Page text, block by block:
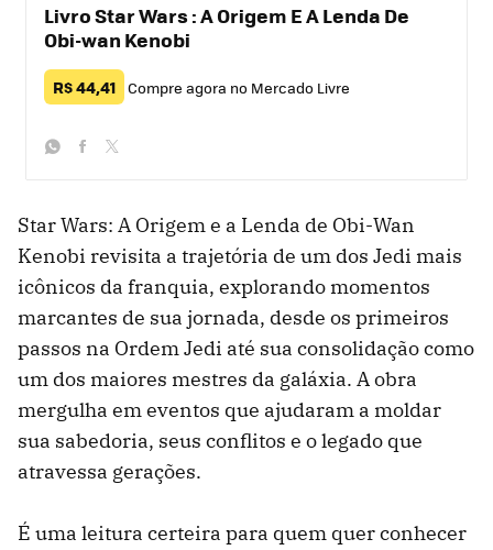
Livro Star Wars : A Origem E A Lenda De
Obi-wan Kenobi
R$ 44,41 Compre agora no Mercado Livre
Star Wars: A Origem e a Lenda de Obi-Wan
Kenobi revisita a trajetória de um dos Jedi mais
icônicos da franquia, explorando momentos
marcantes de sua jornada, desde os primeiros
passos na Ordem Jedi até sua consolidação como
um dos maiores mestres da galáxia. A obra
mergulha em eventos que ajudaram a moldar
sua sabedoria, seus conflitos e o legado que
atravessa gerações.
É uma leitura certeira para quem quer conhecer